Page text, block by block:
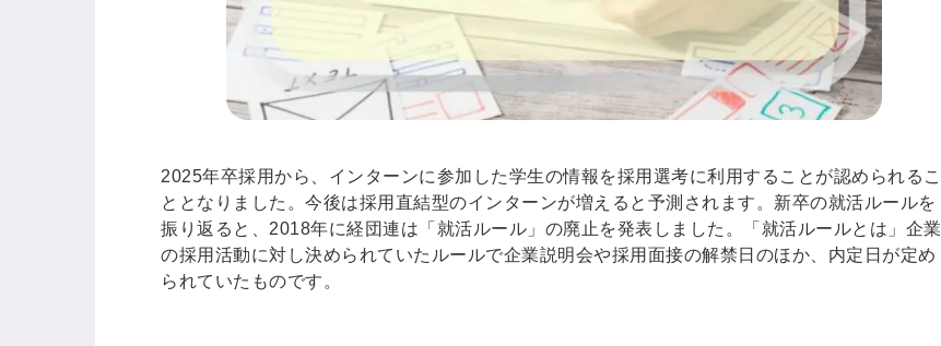
2025年卒採用から、インターンに参加した学生の情報を採用選考に利用することが認められるこ
ととなりました。今後は採用直結型のインターンが増えると予測されます。新卒の就活ルールを
振り返ると、2018年に経団連は「就活ルール」の廃止を発表しました。
「就活ルールとは」企業
の採用活動に対し決められていたルールで企業説明会や採用面接の解禁日のほか、内定日が定め
られていたものです。